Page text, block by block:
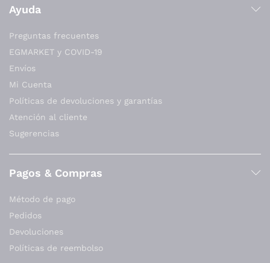
Ayuda
Preguntas frecuentes
EGMARKET y COVID-19
Envíos
Mi Cuenta
Políticas de devoluciones y garantías
Atención al cliente
Sugerencias
Pagos & Compras
Método de pago
Pedidos
Devoluciones
Políticas de reembolso